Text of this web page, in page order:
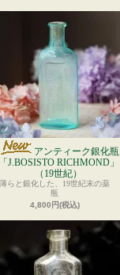
アンティーク銀化瓶
「J.BOSISTO RICHMOND」
（19世紀）
薄らと銀化した、19世紀末の薬
瓶
4,800円(税込)